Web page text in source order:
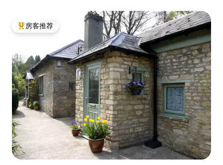
热门「房客推荐」
房客推荐